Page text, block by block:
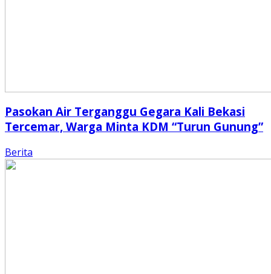
Pasokan Air Terganggu Gegara Kali Bekasi
Tercemar, Warga Minta KDM “Turun Gunung”
Berita